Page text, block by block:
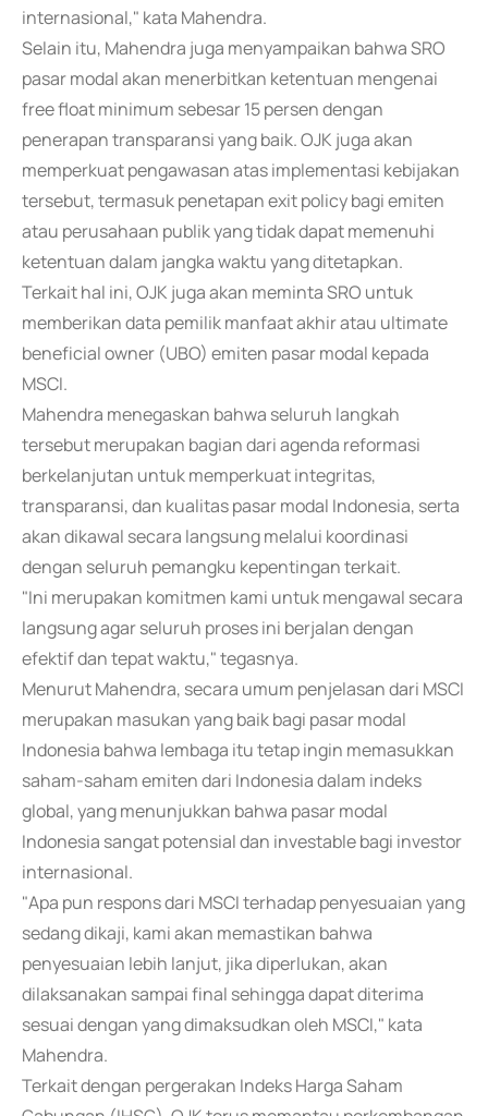
internasional," kata Mahendra.
Selain itu, Mahendra juga menyampaikan bahwa SRO
pasar modal akan menerbitkan ketentuan mengenai
free float minimum sebesar 15 persen dengan
penerapan transparansi yang baik. OJK juga akan
memperkuat pengawasan atas implementasi kebijakan
tersebut, termasuk penetapan exit policy bagi emiten
atau perusahaan publik yang tidak dapat memenuhi
ketentuan dalam jangka waktu yang ditetapkan.
Terkait hal ini, OJK juga akan meminta SRO untuk
memberikan data pemilik manfaat akhir atau ultimate
beneficial owner (UBO) emiten pasar modal kepada
MSCI.
Mahendra menegaskan bahwa seluruh langkah
tersebut merupakan bagian dari agenda reformasi
berkelanjutan untuk memperkuat integritas,
transparansi, dan kualitas pasar modal Indonesia, serta
akan dikawal secara langsung melalui koordinasi
dengan seluruh pemangku kepentingan terkait.
"Ini merupakan komitmen kami untuk mengawal secara
langsung agar seluruh proses ini berjalan dengan
efektif dan tepat waktu," tegasnya.
Menurut Mahendra, secara umum penjelasan dari MSCI
merupakan masukan yang baik bagi pasar modal
Indonesia bahwa lembaga itu tetap ingin memasukkan
saham-saham emiten dari Indonesia dalam indeks
global, yang menunjukkan bahwa pasar modal
Indonesia sangat potensial dan investable bagi investor
internasional.
"Apa pun respons dari MSCI terhadap penyesuaian yang
sedang dikaji, kami akan memastikan bahwa
penyesuaian lebih lanjut, jika diperlukan, akan
dilaksanakan sampai final sehingga dapat diterima
sesuai dengan yang dimaksudkan oleh MSCI," kata
Mahendra.
Terkait dengan pergerakan Indeks Harga Saham